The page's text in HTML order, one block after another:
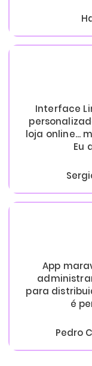
Interface
loja online...
Eu
App
para
é
Pedro